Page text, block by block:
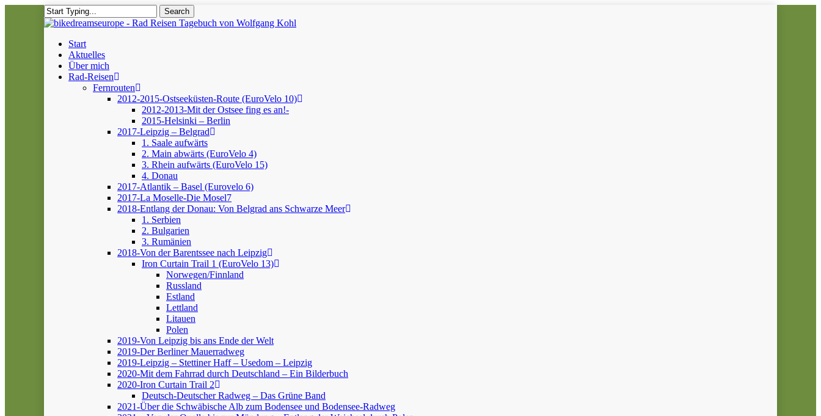
Search
Close
Menu
Start
Aktuelles
Über mich
Rad-Reisen
Fernrouten
2012-2015-Ostseeküsten-Route (EuroVelo 10)
2012-2013-Mit der Ostsee fing es an!-
2015-Helsinki – Berlin
2017-Leipzig – Belgrad
1. Saale aufwärts
2. Main abwärts (EuroVelo 4)
3. Rhein aufwärts (EuroVelo 15)
4. Donau
2017-Atlantik – Basel (Eurovelo 6)
2017-La Moselle-Die Mosel7
2018-Entlang der Donau: Von Belgrad ans Schwarze Meer
1. Serbien
2. Bulgarien
3. Rumänien
2018-Von der Barentssee nach Leipzig
Iron Curtain Trail 1 (EuroVelo 13)
Norwegen/Finnland
Russland
Estland
Lettland
Litauen
Polen
2019-Von Leipzig bis ans Ende der Welt
2019-Der Berliner Mauerradweg
2019-Leipzig – Stettiner Haff – Usedom – Leipzig
2020-Mit dem Fahrrad durch Deutschland – Ein Bilderbuch
2020-Iron Curtain Trail 2
Deutsch-Deutscher Radweg – Das Grüne Band
2021-Über die Schwäbische Alb zum Bodensee und Bodensee-Radweg